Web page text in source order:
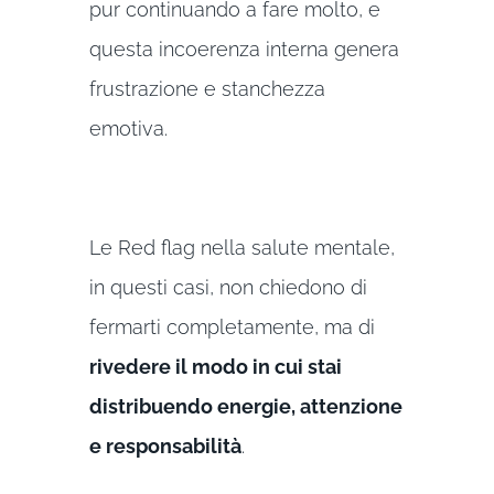
pur continuando a fare molto, e
questa incoerenza interna genera
frustrazione e stanchezza
emotiva.
Le Red flag nella salute mentale,
in questi casi, non chiedono di
fermarti completamente, ma di
rivedere il modo in cui stai
distribuendo energie, attenzione
e responsabilità.